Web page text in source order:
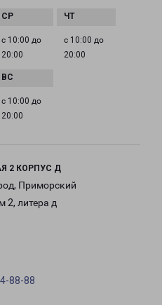
с 10:00 до
20:00
с 10:00 до
20:00
с 10:00 до
20:00
2 КОРПУС Д
Приморский
2, литера д
88-88